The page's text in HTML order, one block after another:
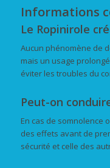
Informations
Le Ropinirole
Aucun phénomène de
mais un usage
éviter les troubles du
Peut-on
En cas de somnolence
des effets avant de
sécurité et celle des